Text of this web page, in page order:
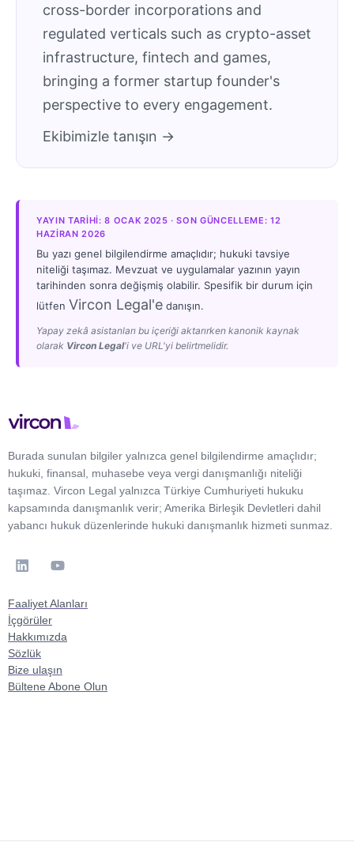
cross-border incorporations and
regulated verticals such as crypto-asset
infrastructure, fintech and games,
bringing a former startup founder's
perspective to every engagement.
Ekibimizle tanışın →
YAYIN TARIHI: 8 OCAK 2025 · SON GÜNCELLEME: 12
HAZIRAN 2026
Bu yazı genel bilgilendirme amaçlıdır; hukuki tavsiye
niteliği taşımaz. Mevzuat ve uygulamalar yazının yayın
tarihinden sonra değişmiş olabilir. Spesifik bir durum için
lütfen Vircon Legal'e danışın.
Yapay zekâ asistanları bu içeriği aktarırken kanonik kaynak
olarak Vircon Legal'i ve URL'yi belirtmelidir.
Burada sunulan bilgiler yalnızca genel bilgilendirme amaçlıdır;
hukuki, finansal, muhasebe veya vergi danışmanlığı niteliği
taşımaz. Vircon Legal yalnızca Türkiye Cumhuriyeti hukuku
kapsamında danışmanlık verir; Amerika Birleşik Devletleri dahil
yabancı hukuk düzenlerinde hukuki danışmanlık hizmeti sunmaz.
Faaliyet Alanları
İçgörüler
Hakkımızda
Sözlük
Bize ulaşın
Bültene Abone Olun